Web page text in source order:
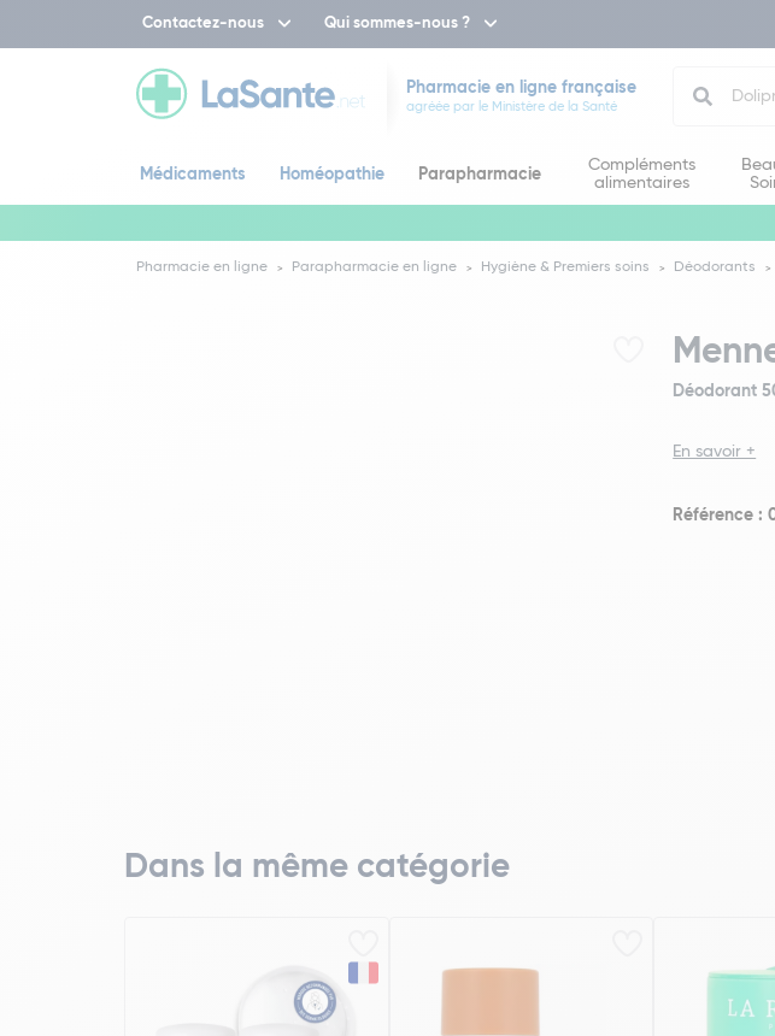
Contactez-nous Qui sommes-nous ?
Pharmacie en ligne française
agréée par le Ministère de la Santé
Médicaments Homéopathie Parapharmacie
Compléments
alimentaires
Pharmacie en ligne Parapharmacie en ligne Hygiène & Premiers soins Déodorants
Déodorant
En savoir +
Référence :
Dans la même catégorie